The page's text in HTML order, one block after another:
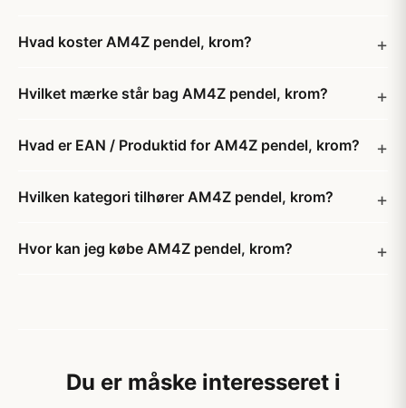
Hvad koster AM4Z pendel, krom?
Hvilket mærke står bag AM4Z pendel, krom?
Hvad er EAN / Produktid for AM4Z pendel, krom?
Hvilken kategori tilhører AM4Z pendel, krom?
Hvor kan jeg købe AM4Z pendel, krom?
Du er måske interesseret i